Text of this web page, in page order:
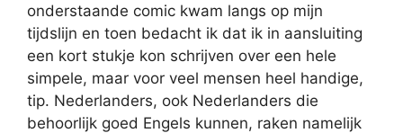
onderstaande comic kwam langs op mijn
tijdslijn en toen bedacht ik dat ik in aansluiting
een kort stukje kon schrijven over een hele
simpele, maar voor veel mensen heel handige,
tip. Nederlanders, ook Nederlanders die
behoorlijk goed Engels kunnen, raken namelijk